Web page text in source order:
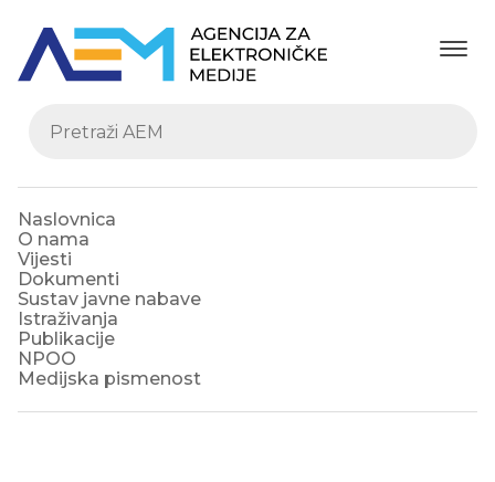
Naslovnica
O nama
Vijesti
Dokumenti
Sustav javne nabave
Istraživanja
Publikacije
NPOO
Medijska pismenost